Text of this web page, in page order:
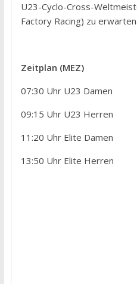
U23-Cyclo-Cross-
Factory Racing) zu erwarten.
Zeitplan (MEZ)
07:30 Uhr U23 Damen
09:15 Uhr U23 Herren
11:20 Uhr Elite Damen
13:50 Uhr Elite Herren